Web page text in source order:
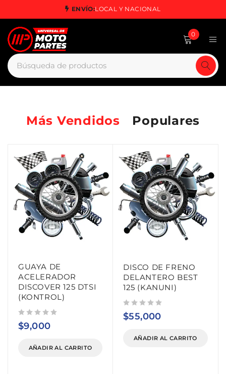
ENVÍO:LOCAL Y NACIONAL
0
Más Vendidos Populares
GUAYA DE
ACELERADOR
DISCOVER 125 DTSI
(KONTROL)
$9,000
AÑADIR AL CARRITO
DISCO DE FRENO
DELANTERO BEST
125 (KANUNI)
$55,000
AÑADIR AL CARRITO